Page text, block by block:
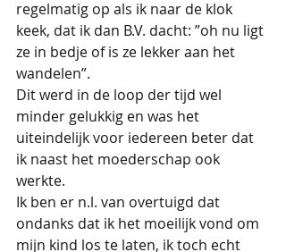
regelmatig op als ik naar de klok
keek, dat ik dan B.V. dacht: ”oh nu ligt
ze in bedje of is ze lekker aan het
wandelen”.
Dit werd in de loop der tijd wel
minder gelukkig en was het
uiteindelijk voor iedereen beter dat
ik naast het moederschap ook
werkte.
Ik ben er n.l. van overtuigd dat
ondanks dat ik het moeilijk vond om
mijn kind los te laten, ik toch echt